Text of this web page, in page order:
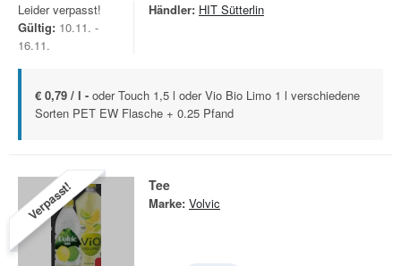
Leider verpasst!
Gültig: 10.11. -
16.11.
Händler: HIT Sütterlin
€ 0,79 / l - oder Touch 1,5 l oder Vio Bio Limo 1 l verschiedene
Sorten PET EW Flasche + 0.25 Pfand
Verpasst! Tee
Marke: Volvic